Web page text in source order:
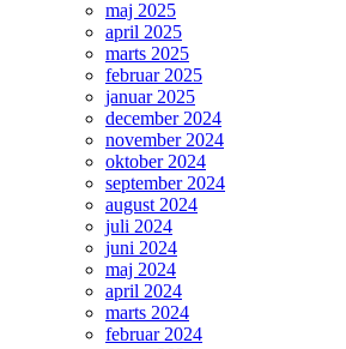
maj 2025
april 2025
marts 2025
februar 2025
januar 2025
december 2024
november 2024
oktober 2024
september 2024
august 2024
juli 2024
juni 2024
maj 2024
april 2024
marts 2024
februar 2024